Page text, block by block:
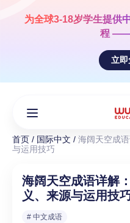
为全球3-18岁学生提供
程 ——
立即
首页 / 国际中文 / 海阔天空成
与运用技巧
海阔天空成语详解
义、来源与运用技
# 中文成语